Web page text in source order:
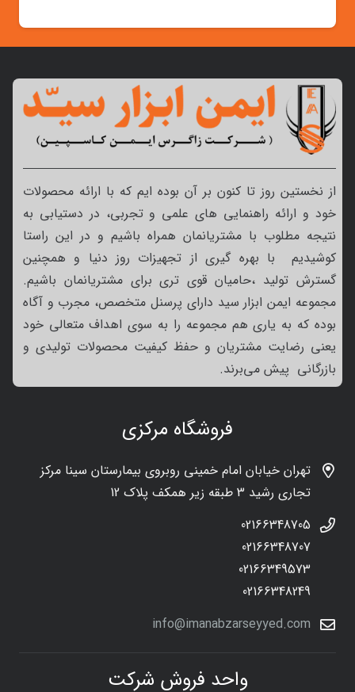
فروشگاه مرکزی
تهران خیابان امام خمینی روبروی بیمارستان سینا مرکز
تجاری رشید 3 طبقه زیر همکف پلاک 12
02166348705
02166348707
02166349573
02166348249
info@imanabzarseyyed.com
واحد فروش شرکت
از نخستین روز تا کنون بر آن بوده ایم که با ارائه محصولات
خود و ارائه راهنمایی های علمی و تجربی، در دستیابی به
نتیجه مطلوب با مشتریانمان همراه باشیم و در این راستا
کوشیدیم با بهره گیری از تجهیزات روز دنیا و همچنین
گسترش تولید ،حامیان قوی تری برای مشتریانمان باشیم.
مجموعه ایمن ابزار سید دارای پرسنل متخصص، مجرب و آگاه
بوده که به یاری هم مجموعه را به سوی اهداف متعالی خود
یعنی رضایت مشتریان و حفظ کیفیت محصولات تولیدی و
بازرگانی پیش می‌برند.